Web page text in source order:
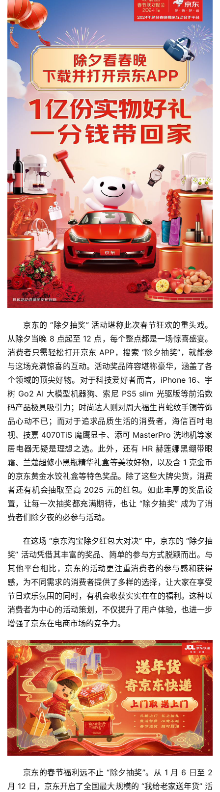
首
页
新
商
业
5
工
智
能
京东的 “除夕抽奖” 活动堪称此次春节狂欢的重头戏。
从除夕当晚 8 点起至 12 点，每个整点都是一场惊喜盛宴。
消费者只需轻松打开京东 APP，搜索 “除夕抽奖”，就能参
与这场充满惊喜的互动。活动奖品阵容堪称豪华，涵盖了各
个领域的顶尖好物。对于科技爱好者而言，iPhone 16、宇
树 Go2 AI 大模型机器狗、索尼 PS5 slim 光驱版等前沿数
码产品极具吸引力；时尚达人则对周大福生肖蛇纹手镯等饰
品心动不已；而对于追求品质生活的消费者，海信百吋电
视、技嘉 4070TiS 魔鹰显卡、添可 MasterPro 洗地机等家
居电器无疑是理想之选。此外，还有 HR 赫莲娜黑绷带眼
霜、兰蔻超修小黑瓶精华礼盒等美妆好物，以及含 1 克金币
的京东黄金水饺礼盒等特色奖品。除了这些大牌尖货，消费
者还有机会抽取至高 2025 元的红包。如此丰厚的奖品设
置，让每一次抽奖都充满期待，也让 “除夕抽奖” 成为了消
费者们除夕夜的必参与活动。
在这场 “京东淘宝除夕红包大对决” 中，京东的 “除夕抽
奖” 活动凭借其丰富的奖品、简单的参与方式脱颖而出。与
其他平台相比，京东的活动更注重消费者的参与感和获得
感，为不同需求的消费者提供了多样的选择，让大家在享受
节日欢乐氛围的同时，有机会收获实实在在的福利。这种以
消费者为中心的活动策划，不仅提升了用户体验，也进一步
增强了京东在电商市场的竞争力。
京东的春节福利远不止 “除夕抽奖”。从 1 月 6 日至 2
月 12 日，京东开启了全国最大规模的 “我给老家送年货” 活